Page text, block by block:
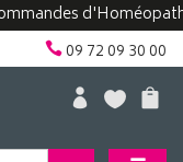
09 72 09 30 00